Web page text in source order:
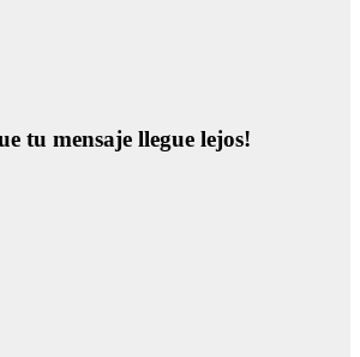
tu mensaje llegue lejos!